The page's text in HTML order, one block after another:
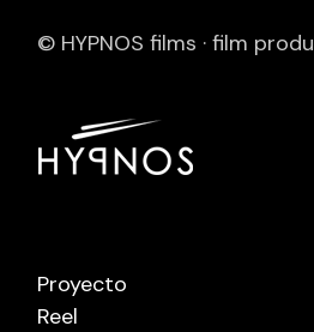
© HYPNOS films · film
Proyecto
Reel